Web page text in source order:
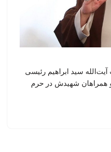
سید ابراهیم رئیسی
همراهان شهیدش در حرم